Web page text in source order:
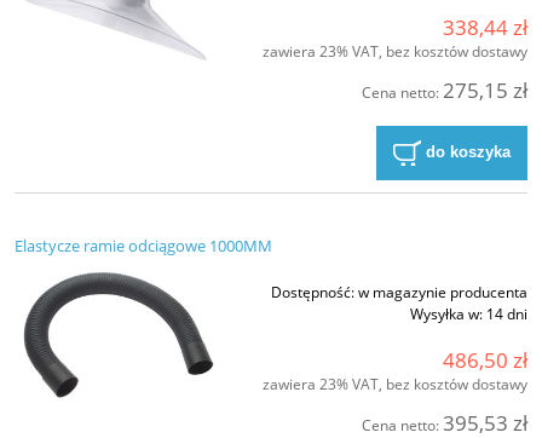
338,44 zł
zawiera 23% VAT, bez kosztów dostawy
Cena netto:275,15 zł
do koszyka
Elastycze ramie odciągowe 1000MM
Dostępność:w magazynie producenta
Wysyłka w: 14 dni
486,50 zł
zawiera 23% VAT, bez kosztów dostawy
Cena netto:395,53 zł